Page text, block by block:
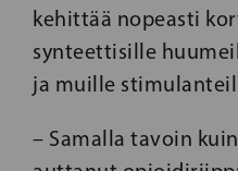
kehittää nopeasti
synteettisille
ja muille
– Samalla tavoin